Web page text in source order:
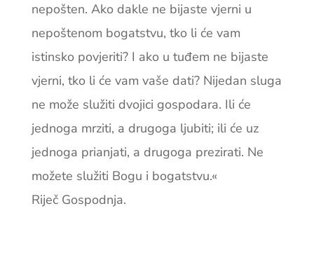
nepošten. Ako dakle ne bijaste vjerni u
nepoštenom bogatstvu, tko li će vam
istinsko povjeriti? I ako u tuđem ne bijaste
vjerni, tko li će vam ­vaše dati? Nijedan sluga
ne može služiti dvojici gospodara. Ili će
jednoga mrziti, a drugoga ljubiti; ili će uz
jednoga prianjati, a drugoga prezirati. Ne
možete služiti Bogu i bogatstvu.«
Riječ Gospodnja.